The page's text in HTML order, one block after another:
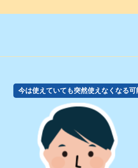
今は使えていても突然使えなくなる可